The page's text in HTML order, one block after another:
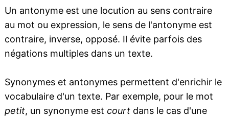
Un antonyme est une locution au sens contraire
au mot ou expression, le sens de l'antonyme est
contraire, inverse, opposé. Il évite parfois des
négations multiples dans un texte.
Synonymes et antonymes permettent d'enrichir le
vocabulaire d'un texte. Par exemple, pour le mot
petit, un synonyme est courtdans le cas d'une